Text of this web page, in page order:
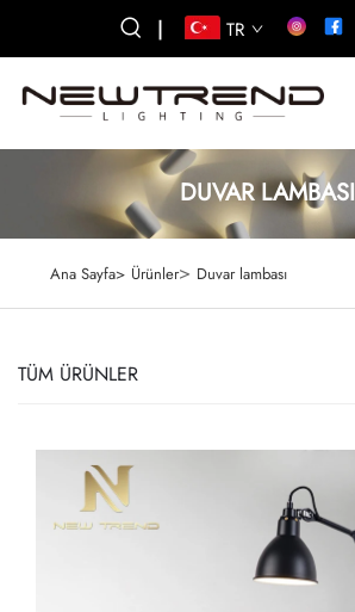
| TR
DUVAR LAMBASI
Ana Sayfa> Ürünler> Duvar lambası
TÜM ÜRÜNLER